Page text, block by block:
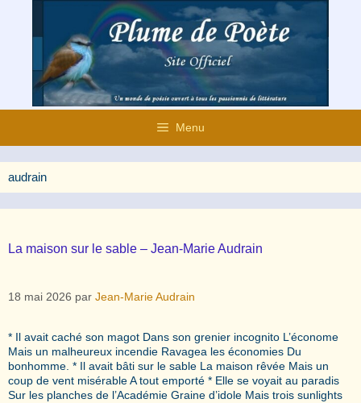
contenu
Menu
audrain
La maison sur le sable – Jean-Marie Audrain
18 mai 2026 par Jean-Marie Audrain
* Il avait caché son magot Dans son grenier incognito L’économe
Mais un malheureux incendie Ravagea les économies Du
bonhomme. * Il avait bâti sur le sable La maison rêvée Mais un
coup de vent misérable A tout emporté * Elle se voyait au paradis
Sur les planches de l’Académie Graine d’idole Mais trois sunlights